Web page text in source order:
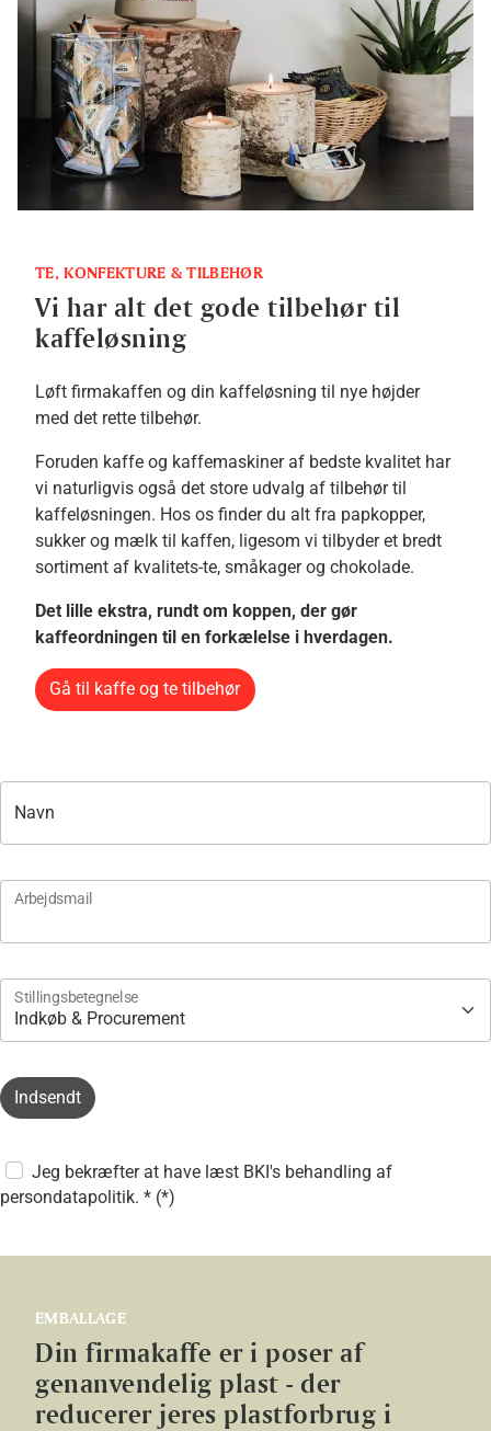
TE, KONFEKTURE & TILBEHØR
Vi har alt det gode tilbehør til
kaffeløsning
Løft firmakaffen og din kaffeløsning til nye højder
med det rette tilbehør.
Foruden kaffe og kaffemaskiner af bedste kvalitet har
vi naturligvis også det store udvalg af tilbehør til
kaffeløsningen. Hos os finder du alt fra papkopper,
sukker og mælk til kaffen, ligesom vi tilbyder et bredt
sortiment af kvalitets-te, småkager og chokolade.
Det lille ekstra, rundt om koppen, der gør
kaffeordningen til en forkælelse i hverdagen.
Gå til kaffe og te tilbehør
Navn
Arbejdsmail
Stillingsbetegnelse
Indsendt
Jeg bekræfter at have læst BKI's behandling af
persondatapolitik. * (*)
EMBALLAGE
Din firmakaffe er i poser af
genanvendelig plast - der
reducerer jeres plastforbrug i